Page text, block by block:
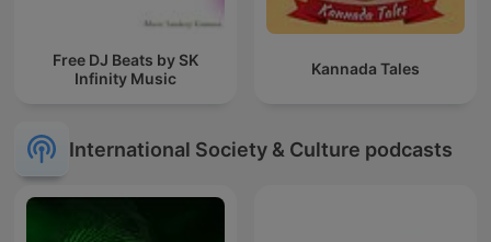
Free DJ Beats by SK
Infinity Music
Kannada Tales
International Society & Culture podcasts